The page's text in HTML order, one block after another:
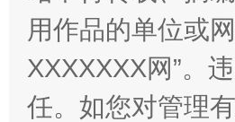
用作品的单位或
XXXXXXX网”。
任。如您对管理